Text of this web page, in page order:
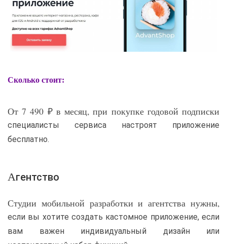
Сколько стоит:
От 7 490 ₽ в месяц, при покупке годовой подписки
специалисты сервиса настроят приложение
бесплатно.
Агентство
Студии мобильной разработки и агентства нужны,
если вы хотите создать кастомное приложение, если
вам важен индивидуальный дизайн или